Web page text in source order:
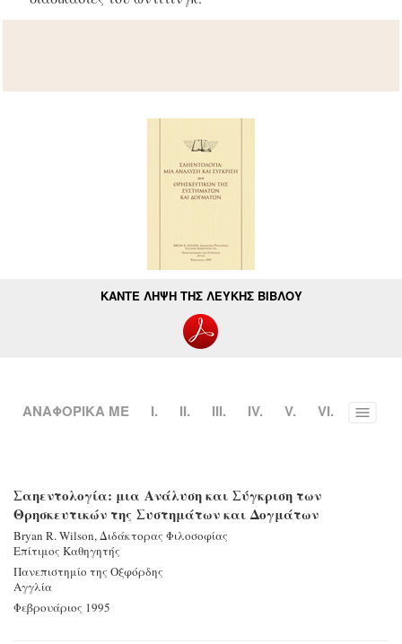
ΚΑΝΤΕ ΛΗΨΗ ΤΗΣ ΛΕΥΚΗΣ ΒΙΒΛΟΥ
ΑΝΑΦΟΡΙΚΑ ΜΕ Ι. II. III. IV. V. VI. Toggle
Σαηεντολογία: μια Ανάλυση και Σύγκριση των
Θρησκευτικών της Συστημάτων και Δογμάτων
Bryan R. Wilson, Διδάκτορας Φιλοσοφίας
Επίτιμος Καθηγητής
Πανεπιστημίο της Οξφόρδης
Αγγλία
Φεβρουάριος 1995